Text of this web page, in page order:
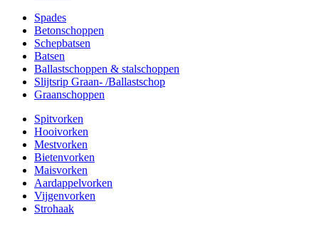
Spades
Betonschoppen
Schepbatsen
Batsen
Ballastschoppen & stalschoppen
Slijtsrip Graan- /Ballastschop
Graanschoppen
Spitvorken
Hooivorken
Mestvorken
Bietenvorken
Maisvorken
Aardappelvorken
Vijgenvorken
Strohaak